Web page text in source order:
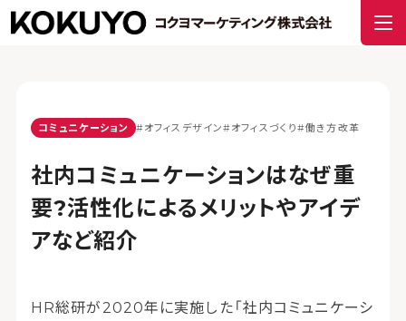
コミュニケーション #オフィスデザイン#オフィスづくり#働き方改革
社内コミュニケーションはなぜ重
要?活性化によるメリットやアイデ
アなど紹介
HR総研が2020年に実施した「社内コミュニケーシ